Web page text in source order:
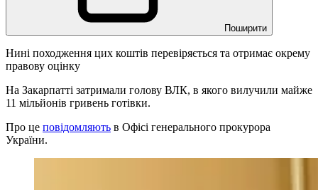
Поширити
Нині походження цих коштів перевіряється та отримає окрему
правову оцінку
На Закарпатті затримали голову ВЛК, в якого вилучили майже
11 мільйонів гривень готівки.
Про це повідомляють в Офісі генерального прокурора
України.